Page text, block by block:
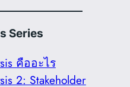
Series
คืออะไร
2: Stakeholder